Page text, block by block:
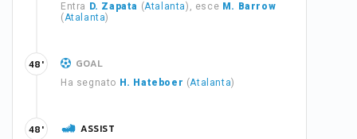
Entra D. Zapata (Atalanta), esce M. Barrow
(Atalanta)
GOAL
Ha segnato H. Hateboer (Atalanta)
48'
ASSIST
48'